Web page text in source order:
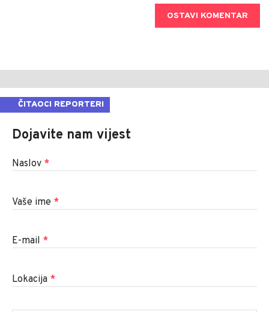
OSTAVI KOMENTAR
ČITAOCI REPORTERI
Dojavite nam vijest
Naslov *
Vaše ime *
E-mail *
Lokacija *